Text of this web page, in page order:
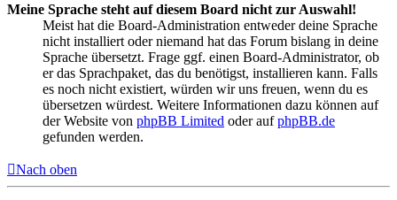
Meine Sprache steht auf diesem Board nicht zur Auswahl!
Meist hat die Board-Administration entweder deine Sprache
nicht installiert oder niemand hat das Forum bislang in deine
Sprache übersetzt. Frage ggf. einen Board-Administrator, ob
er das Sprachpaket, das du benötigst, installieren kann. Falls
es noch nicht existiert, würden wir uns freuen, wenn du es
übersetzen würdest. Weitere Informationen dazu können auf
der Website von phpBB Limited oder aufphpBB.de
gefunden werden.
Nach oben